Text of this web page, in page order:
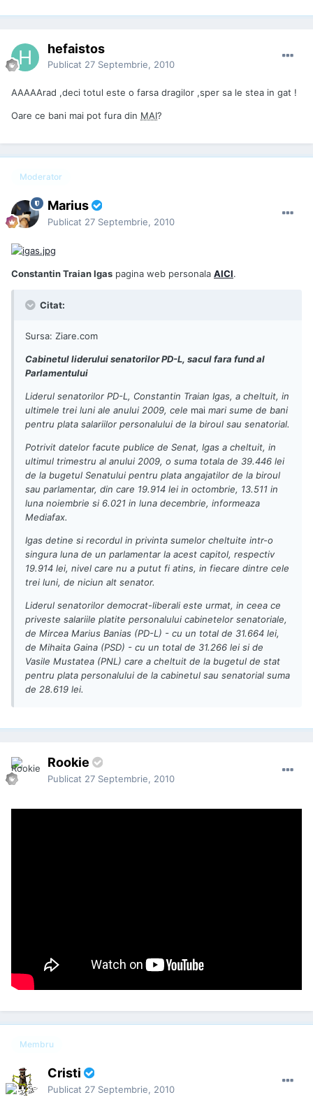
hefaistos
Publicat 27 Septembrie, 2010
AAAAArad ,deci totul este o farsa dragilor ,sper sa le stea in gat !
Oare ce bani mai pot fura din MAI?
Moderator
Marius
Publicat 27 Septembrie, 2010
Constantin Traian Igas pagina web personala AICI.
Citat:
Sursa: Ziare.com
Cabinetul liderului senatorilor PD-L, sacul fara fund al
Parlamentului
Liderul senatorilor PD-L, Constantin Traian Igas, a cheltuit, in
ultimele trei luni ale anului 2009, cele mai mari sume de bani
pentru plata salariilor personalului de la biroul sau senatorial.
Potrivit datelor facute publice de Senat, Igas a cheltuit, in
ultimul trimestru al anului 2009, o suma totala de 39.446 lei
de la bugetul Senatului pentru plata angajatilor de la biroul
sau parlamentar, din care 19.914 lei in octombrie, 13.511 in
luna noiembrie si 6.021 in luna decembrie, informeaza
Mediafax.
Igas detine si recordul in privinta sumelor cheltuite intr-o
singura luna de un parlamentar la acest capitol, respectiv
19.914 lei, nivel care nu a putut fi atins, in fiecare dintre cele
trei luni, de niciun alt senator.
Liderul senatorilor democrat-liberali este urmat, in ceea ce
priveste salariile platite personalului cabinetelor senatoriale,
de Mircea Marius Banias (PD-L) - cu un total de 31.664 lei,
de Mihaita Gaina (PSD) - cu un total de 31.266 lei si de
Vasile Mustatea (PNL) care a cheltuit de la bugetul de stat
pentru plata personalului de la cabinetul sau senatorial suma
de 28.619 lei.
Rookie
Publicat 27 Septembrie, 2010
Membru
Cristi
Publicat 27 Septembrie, 2010